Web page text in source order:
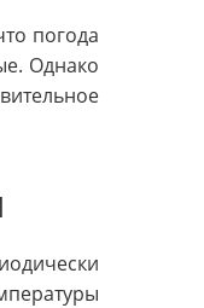
погода
Однако